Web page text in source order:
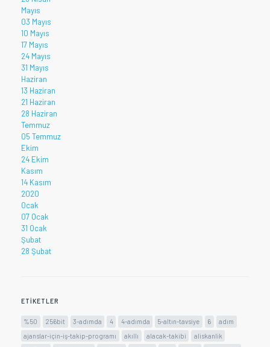
Mayıs
03 Mayıs
10 Mayıs
17 Mayıs
24 Mayıs
31 Mayıs
Haziran
13 Haziran
21 Haziran
28 Haziran
Temmuz
05 Temmuz
Ekim
24 Ekim
Kasım
14 Kasım
2020
Ocak
07 Ocak
31 Ocak
Şubat
28 Şubat
ETIKETLER
%50 256bit 3-adımda 4 4-adımda 5-altın-tavsiye 6
adım
ajanslar-için-iş-takip-programı
akıllı alacak-takibi
aliskanlik